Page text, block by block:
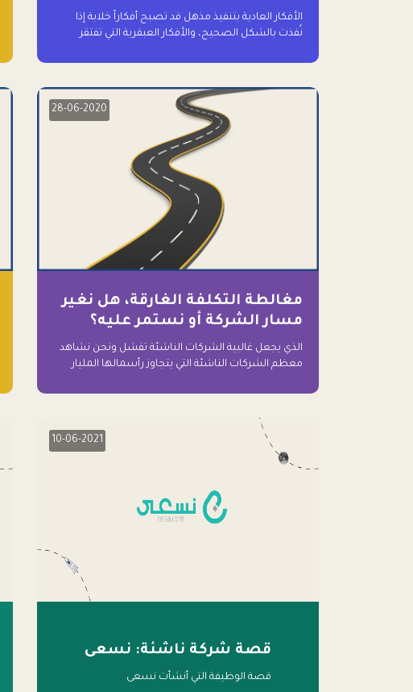
الأفكار العادية بتنفيذ مذهل قد تصبح أفكاراً خلابة إذا
نُفذت بالشكل الصحيح، والأفكار العبقرية التي تفتقر
28-06-2020
مغالطة التكلفة الغارقة، هل نغير
مسار الشركة أو نستمر عليه؟
الذي يجعل غالبية الشركات الناشئة تفشل ونحن نشاهد
معظم الشركات الناشئة التي يتجاوز رأسمالها المليار
ببساطة: التعلق بها.
10-06-2021
قصة شركة ناشئة: نسعى
قصة الوظيفة التي أنشأت نسعى